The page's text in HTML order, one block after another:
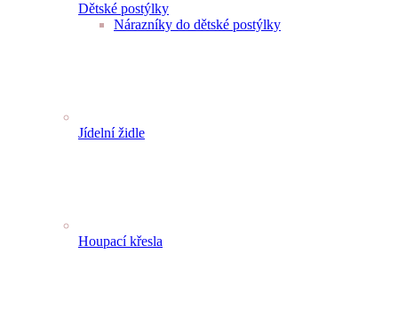
Dětské postýlky
Nárazníky do dětské postýlky
Jídelní židle
Houpací křesla